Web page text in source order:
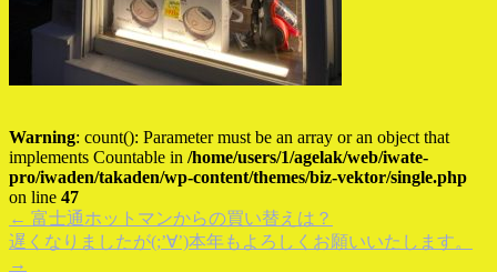
Warning: count(): Parameter must be an array or an object that
implements Countable in /home/users/1/agelak/web/iwate-
pro/iwaden/takaden/wp-content/themes/biz-vektor/single.php
on line 47
← 富士通ホットマンからの買い替えは？
遅くなりましたが(;’∀’)本年もよろしくお願いいたします。
→